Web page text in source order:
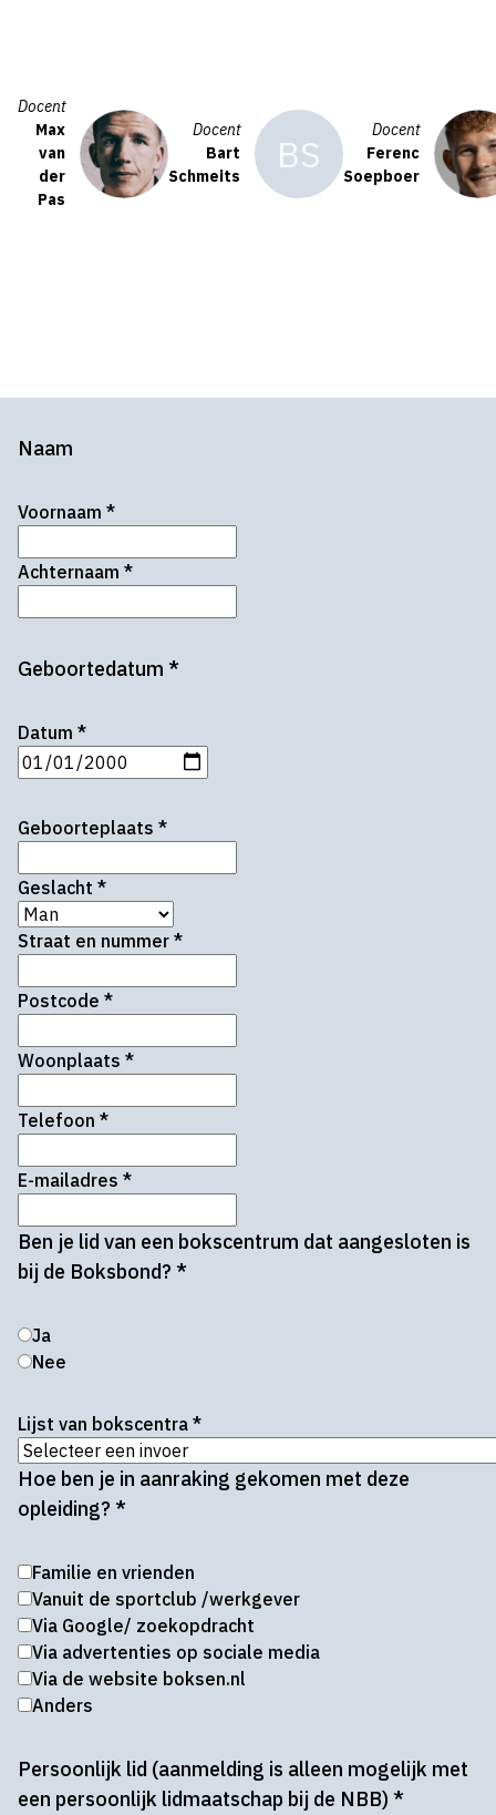
Docent
Max
van
der
Pas
Docent
Bart
Schmeits
Docent
Ferenc
Soepboer
Naam
Voornaam *
Achternaam *
Geboortedatum *
Datum *
Geboorteplaats *
Geslacht *
Straat en nummer *
Postcode *
Woonplaats *
Telefoon *
E-mailadres *
Ben je lid van een bokscentrum dat aangesloten is
bij de Boksbond? *
Ja
Nee
Lijst van bokscentra *
Hoe ben je in aanraking gekomen met deze
opleiding? *
Familie en vrienden
Vanuit de sportclub /werkgever
Via Google/ zoekopdracht
Via advertenties op sociale media
Via de website boksen.nl
Anders
Persoonlijk lid (aanmelding is alleen mogelijk met
een persoonlijk lidmaatschap bij de NBB) *